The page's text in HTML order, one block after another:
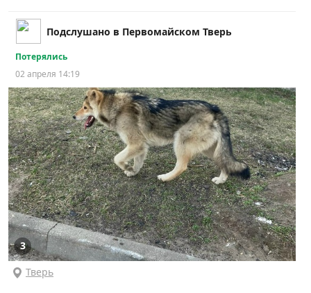
Подслушано в Первомайском Тверь
Потерялись
02 апреля 14:19
3
Тверь